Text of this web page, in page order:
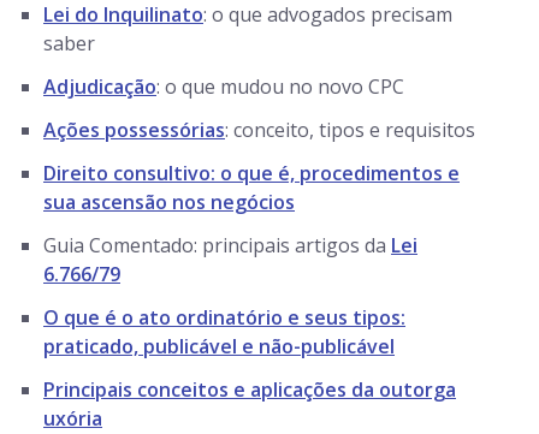
Lei do Inquilinato: o que advogados precisam
saber
Adjudicação: o que mudou no novo CPC
Ações possessórias: conceito, tipos e requisitos
Direito consultivo: o que é, procedimentos e
sua ascensão nos negócios
Guia Comentado: principais artigos da Lei
6.766/79
O que é o ato ordinatório e seus tipos:
praticado, publicável e não-publicável
Principais conceitos e aplicações da outorga
uxória